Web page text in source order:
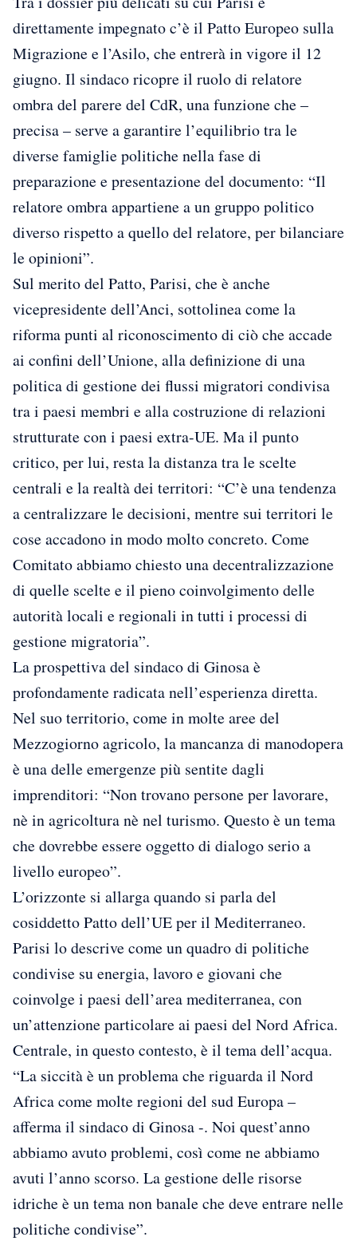
direttamente impegnato c’è il Patto Europeo sulla
Migrazione e l’Asilo, che entrerà in vigore il 12
giugno. Il sindaco ricopre il ruolo di relatore
ombra del parere del CdR, una funzione che –
precisa – serve a garantire l’equilibrio tra le
diverse famiglie politiche nella fase di
preparazione e presentazione del documento: “Il
relatore ombra appartiene a un gruppo politico
diverso rispetto a quello del relatore, per bilanciare
le opinioni”.
Sul merito del Patto, Parisi, che è anche
vicepresidente dell’Anci, sottolinea come la
riforma punti al riconoscimento di ciò che accade
ai confini dell’Unione, alla definizione di una
politica di gestione dei flussi migratori condivisa
tra i paesi membri e alla costruzione di relazioni
strutturate con i paesi extra-UE. Ma il punto
critico, per lui, resta la distanza tra le scelte
centrali e la realtà dei territori: “C’è una tendenza
a centralizzare le decisioni, mentre sui territori le
cose accadono in modo molto concreto. Come
Comitato abbiamo chiesto una decentralizzazione
di quelle scelte e il pieno coinvolgimento delle
autorità locali e regionali in tutti i processi di
gestione migratoria”.
La prospettiva del sindaco di Ginosa è
profondamente radicata nell’esperienza diretta.
Nel suo territorio, come in molte aree del
Mezzogiorno agricolo, la mancanza di manodopera
è una delle emergenze più sentite dagli
imprenditori: “Non trovano persone per lavorare,
nè in agricoltura nè nel turismo. Questo è un tema
che dovrebbe essere oggetto di dialogo serio a
livello europeo”.
L’orizzonte si allarga quando si parla del
cosiddetto Patto dell’UE per il Mediterraneo.
Parisi lo descrive come un quadro di politiche
condivise su energia, lavoro e giovani che
coinvolge i paesi dell’area mediterranea, con
un’attenzione particolare ai paesi del Nord Africa.
Centrale, in questo contesto, è il tema dell’acqua.
“La siccità è un problema che riguarda il Nord
Africa come molte regioni del sud Europa –
afferma il sindaco di Ginosa -. Noi quest’anno
abbiamo avuto problemi, così come ne abbiamo
avuti l’anno scorso. La gestione delle risorse
idriche è un tema non banale che deve entrare nelle
politiche condivise”.